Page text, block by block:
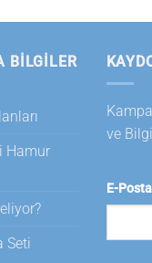
BILGILER
Hamur
Seti
ve
E-